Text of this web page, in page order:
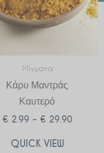
Μίγματα
Κάρυ Μαντράς
Καυτερό
€ 2.99 – € 29.90
QUICK VIEW